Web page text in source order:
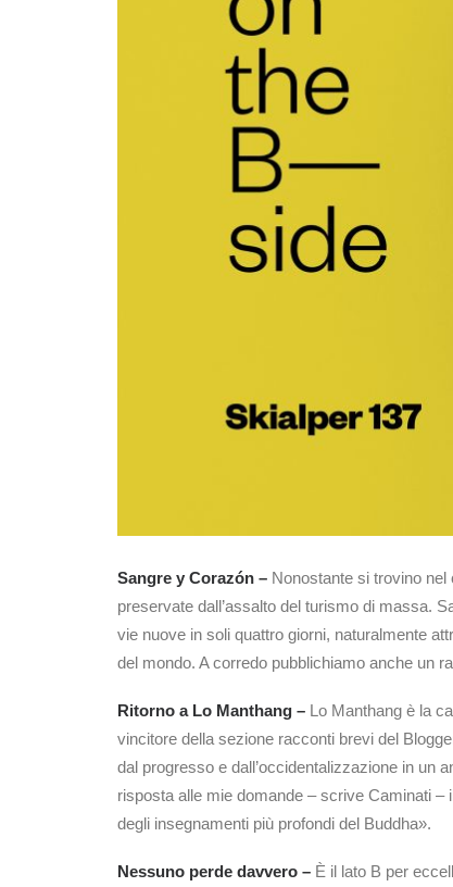
Sangre y Corazón – Nonostante si trovino nel
preservate dall’assalto del turismo di massa.
vie nuove in soli quattro giorni, naturalmente
del mondo. A corredo pubblichiamo anche un
Ritorno a Lo Manthang – Lo Manthang è la
vincitore della sezione racconti brevi del
dal progresso e dall’occidentalizzazione in un
risposta alle mie domande – scrive Caminati –
degli insegnamenti più profondi del Buddha».
Nessuno perde davvero – È il lato B per